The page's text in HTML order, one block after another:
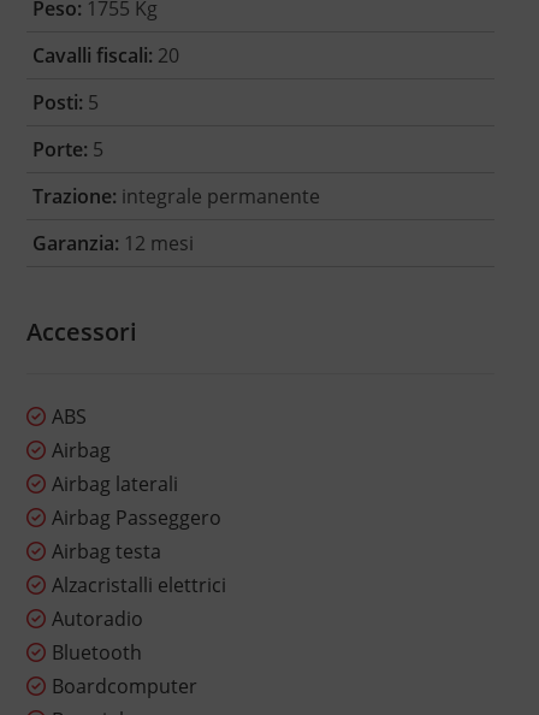
Peso: 1755 Kg
Cavalli fiscali: 20
Posti: 5
Porte: 5
Trazione: integrale permanente
Garanzia: 12 mesi
Accessori
ABS
Airbag
Airbag laterali
Airbag Passeggero
Airbag testa
Alzacristalli elettrici
Autoradio
Bluetooth
Boardcomputer